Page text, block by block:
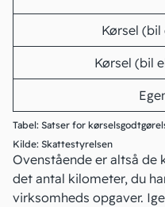
Kørsel
Kørsel (bil
Tabel: Satser for
Kilde: Skattestyrelsen
Ovenstående er altså de
det antal kilometer, du
virksomheds opgaver.